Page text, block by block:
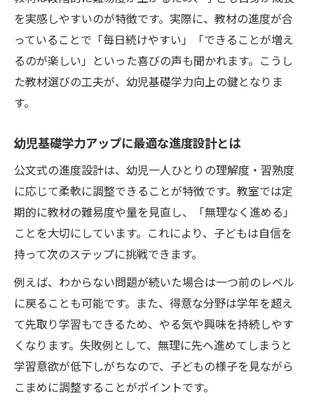
を実感しやすいのが特徴です。実際に、教材の進度が合
っていることで「毎日続けやすい」「できることが増え
るのが楽しい」といった喜びの声も聞かれます。こうし
た教材選びの工夫が、幼児基礎学力向上の鍵となりま
す。
幼児基礎学力アップに最適な進度設計とは
公文式の進度設計は、幼児一人ひとりの理解度・習熟度
に応じて柔軟に調整できることが特徴です。教室では定
期的に教材の難易度や量を見直し、「無理なく進める」
ことを大切にしています。これにより、子どもは自信を
持って次のステップに挑戦できます。
例えば、わからない問題が続いた場合は一つ前のレベル
に戻ることも可能です。また、得意な分野は学年を超え
て先取り学習もできるため、やる気や興味を持続しやす
くなります。失敗例として、無理に先へ進めてしまうと
学習意欲が低下しがちなので、子どもの様子を見ながら
こまめに調整することがポイントです。